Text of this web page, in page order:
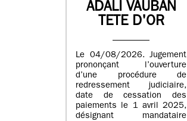
ADALI VAUBAN
TETE D'OR
Le 04/08/2026. Jugement
prononçant l’ouverture
d’une procédure de
redressement judiciaire,
date de cessation des
paiements le 1 avril 2025,
désignant mandataire